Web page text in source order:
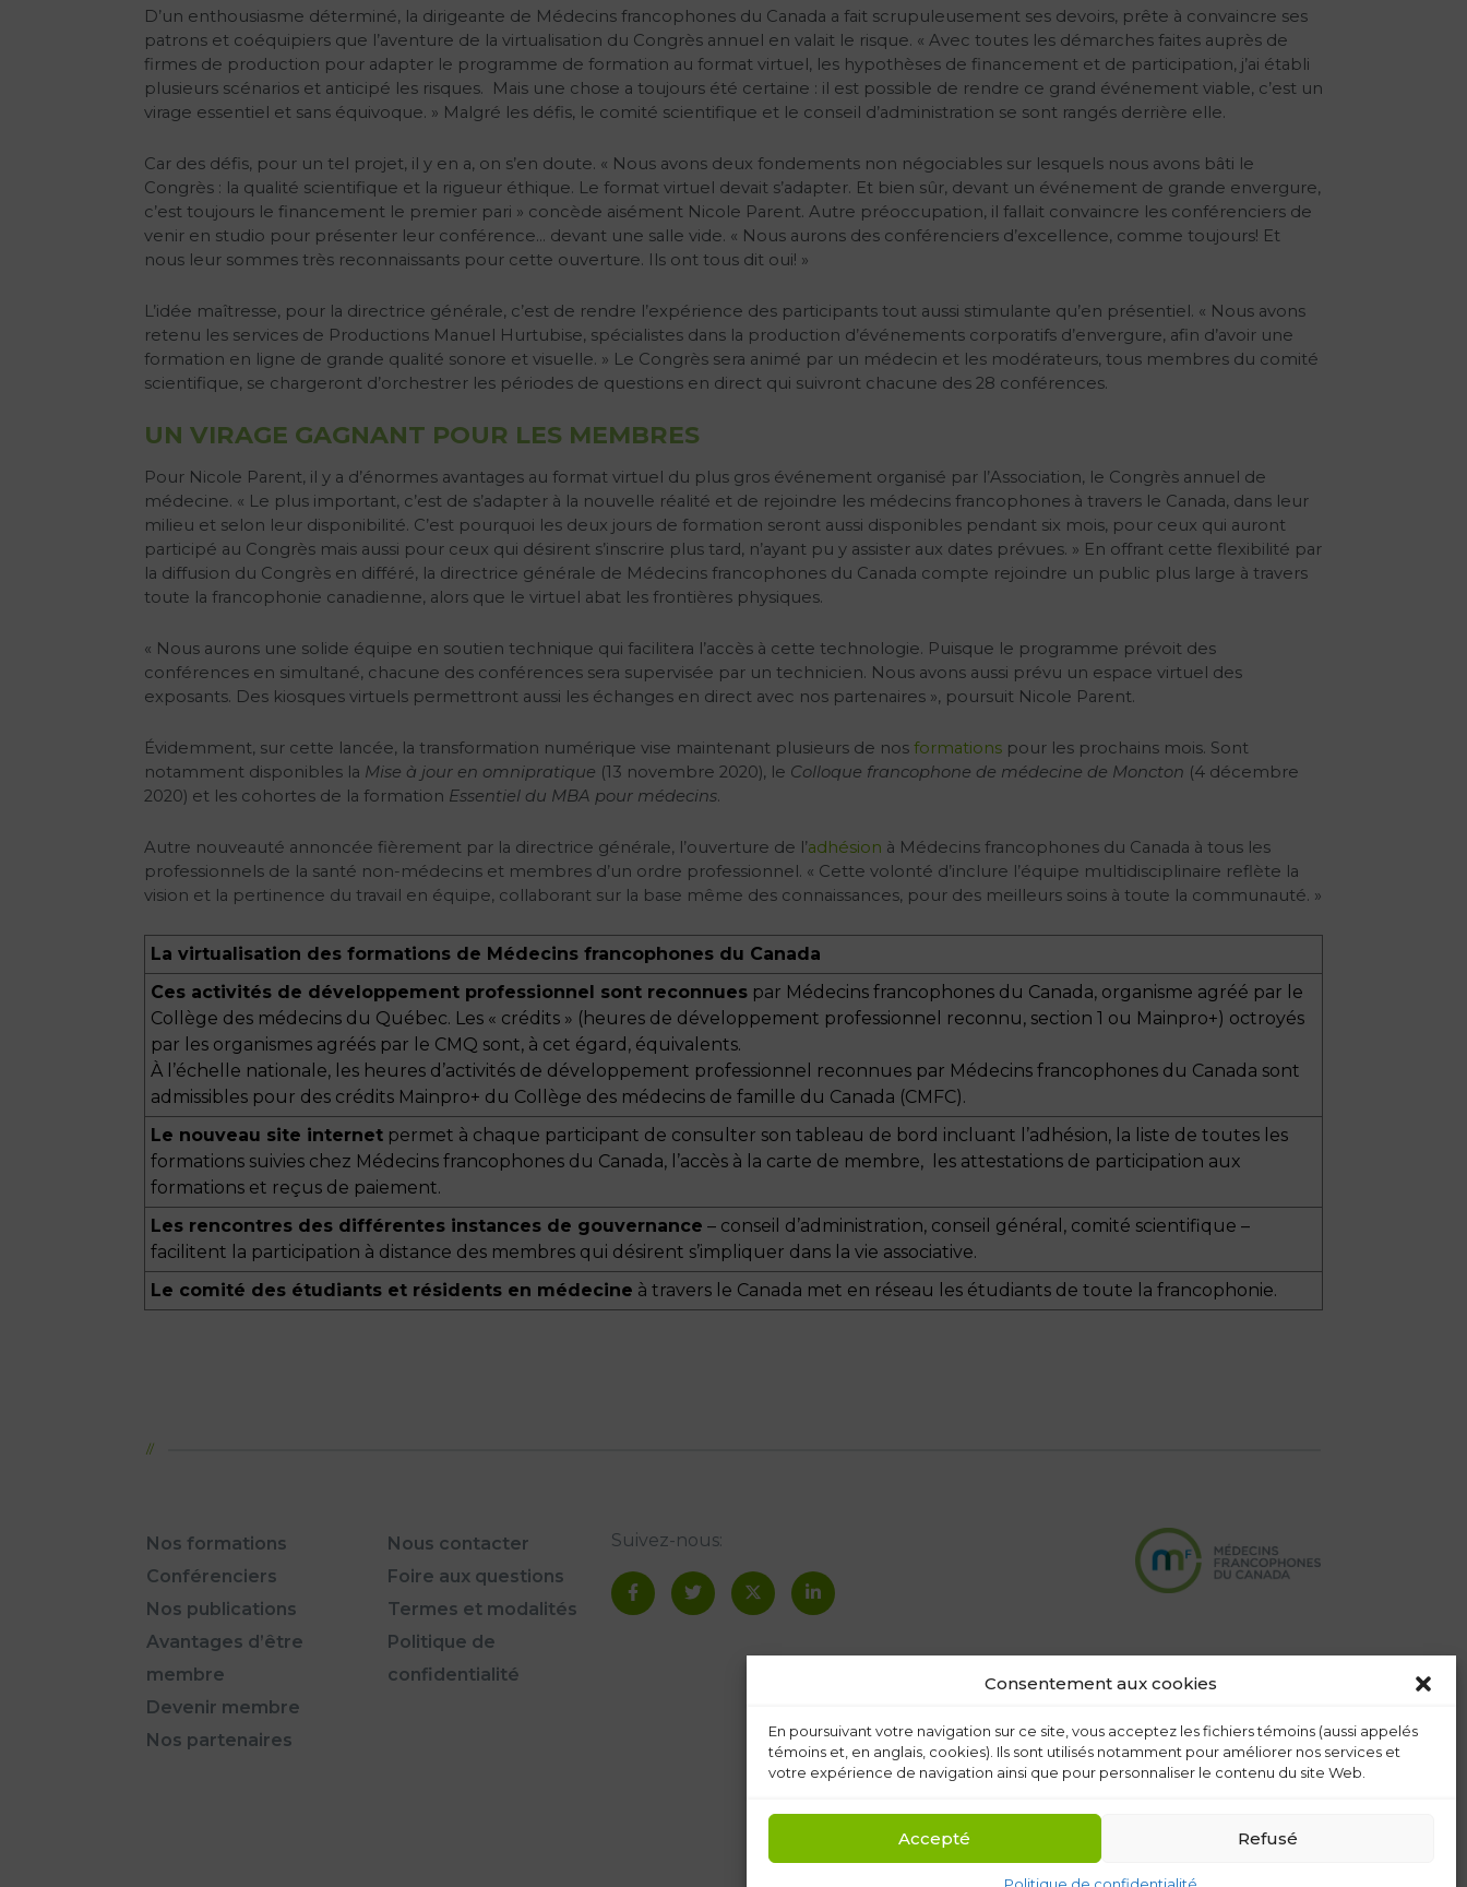
Consentement aux cookies
En poursuivant votre navigation sur ce site, vous acceptez les fichiers témoins (aussi appelés
témoins et, en anglais, cookies). Ils sont utilisés notamment pour améliorer nos services et
votre expérience de navigation ainsi que pour personnaliser le contenu du site Web.
Accepté Refusé
D’un enthousiasme déterminé, la dirigeante de Médecins francophones du Canada a fait scrupuleusement ses devoirs, prête à convaincre ses
patrons et coéquipiers que l’aventure de la virtualisation du Congrès annuel en valait le risque. « Avec toutes les démarches faites auprès de
firmes de production pour adapter le programme de formation au format virtuel, les hypothèses de financement et de participation, j’ai établi
plusieurs scénarios et anticipé les risques. Mais une chose a toujours été certaine : il est possible de rendre ce grand événement viable, c’est un
virage essentiel et sans équivoque. » Malgré les défis, le comité scientifique et le conseil d’administration se sont rangés derrière elle.
Car des défis, pour un tel projet, il y en a, on s’en doute. « Nous avons deux fondements non négociables sur lesquels nous avons bâti le
Congrès : la qualité scientifique et la rigueur éthique. Le format virtuel devait s’adapter. Et bien sûr, devant un événement de grande envergure,
c’est toujours le financement le premier pari » concède aisément Nicole Parent. Autre préoccupation, il fallait convaincre les conférenciers de
venir en studio pour présenter leur conférence… devant une salle vide. « Nous aurons des conférenciers d’excellence, comme toujours! Et
nous leur sommes très reconnaissants pour cette ouverture. Ils ont tous dit oui! »
L’idée maîtresse, pour la directrice générale, c’est de rendre l’expérience des participants tout aussi stimulante qu’en présentiel. « Nous avons
retenu les services de Productions Manuel Hurtubise, spécialistes dans la production d’événements corporatifs d’envergure, afin d’avoir une
formation en ligne de grande qualité sonore et visuelle. » Le Congrès sera animé par un médecin et les modérateurs, tous membres du comité
scientifique, se chargeront d’orchestrer les périodes de questions en direct qui suivront chacune des 28 conférences.
UN VIRAGE GAGNANT POUR LES MEMBRES
Pour Nicole Parent, il y a d’énormes avantages au format virtuel du plus gros événement organisé par l’Association, le Congrès annuel de
médecine. « Le plus important, c’est de s’adapter à la nouvelle réalité et de rejoindre les médecins francophones à travers le Canada, dans leur
milieu et selon leur disponibilité. C’est pourquoi les deux jours de formation seront aussi disponibles pendant six mois, pour ceux qui auront
participé au Congrès mais aussi pour ceux qui désirent s’inscrire plus tard, n’ayant pu y assister aux dates prévues. » En offrant cette flexibilité par
la diffusion du Congrès en différé, la directrice générale de Médecins francophones du Canada compte rejoindre un public plus large à travers
toute la francophonie canadienne, alors que le virtuel abat les frontières physiques.
« Nous aurons une solide équipe en soutien technique qui facilitera l’accès à cette technologie. Puisque le programme prévoit des
conférences en simultané, chacune des conférences sera supervisée par un technicien. Nous avons aussi prévu un espace virtuel des
exposants. Des kiosques virtuels permettront aussi les échanges en direct avec nos partenaires », poursuit Nicole Parent.
Évidemment, sur cette lancée, la transformation numérique vise maintenant plusieurs de nos formations pour les prochains mois. Sont
notamment disponibles la Mise à jour en omnipratique (13 novembre 2020), le Colloque francophone de médecine de Moncton (4 décembre
2020) et les cohortes de la formation Essentiel du MBA pour médecins.
Autre nouveauté annoncée fièrement par la directrice générale, l’ouverture de l’adhésion à Médecins francophones du Canada à tous les
professionnels de la santé non-médecins et membres d’un ordre professionnel. « Cette volonté d’inclure l’équipe multidisciplinaire reflète la
vision et la pertinence du travail en équipe, collaborant sur la base même des connaissances, pour des meilleurs soins à toute la communauté. »
La virtualisation des formations de Médecins francophones du Canada
Ces activités de développement professionnel sont reconnues par Médecins francophones du Canada, organisme agréé par le
Collège des médecins du Québec. Les « crédits » (heures de développement professionnel reconnu, section 1 ou Mainpro+) octroyés
par les organismes agréés par le CMQ sont, à cet égard, équivalents.
À l’échelle nationale, les heures d’activités de développement professionnel reconnues par Médecins francophones du Canada sont
admissibles pour des crédits Mainpro+ du Collège des médecins de famille du Canada (CMFC).
Le nouveau site internet permet à chaque participant de consulter son tableau de bord incluant l’adhésion, la liste de toutes les
formations suivies chez Médecins francophones du Canada, l’accès à la carte de membre, les attestations de participation aux
formations et reçus de paiement.
Les rencontres des différentes instances de gouvernance – conseil d’administration, conseil général, comité scientifique –
facilitent la participation à distance des membres qui désirent s’impliquer dans la vie associative.
Le comité des étudiants et résidents en médecine à travers le Canada met en réseau les étudiants de toute la francophonie.
Nos formations
Conférenciers
Nos publications
Avantages d’être
membre
Devenir membre
Nos partenaires
Nous contacter
Foire aux questions
Termes et modalités
Politique de
confidentialité
Suivez-nous: